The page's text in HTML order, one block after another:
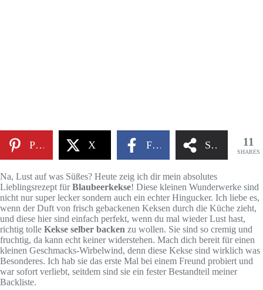
Pinterest X Facebook Share 11
SHARES
Na, Lust auf was Süßes? Heute zeig ich dir mein absolutes
Lieblingsrezept fürBlaubeerkekse! Diese kleinen Wunderwerke sind
nicht nur super lecker sondern auch ein echter Hingucker. Ich liebe es,
wenn der Duft von frisch gebackenen Keksen durch die Küche zieht,
und diese hier sind einfach perfekt, wenn du mal wieder Lust hast,
richtig tolle Kekse selber backen zu wollen. Sie sind so cremig und
fruchtig, da kann echt keiner widerstehen. Mach dich bereit für einen
kleinen Geschmacks-Wirbelwind, denn diese Kekse sind wirklich was
Besonderes. Ich hab sie das erste Mal bei einem Freund probiert und
war sofort verliebt, seitdem sind sie ein fester Bestandteil meiner
Backliste.